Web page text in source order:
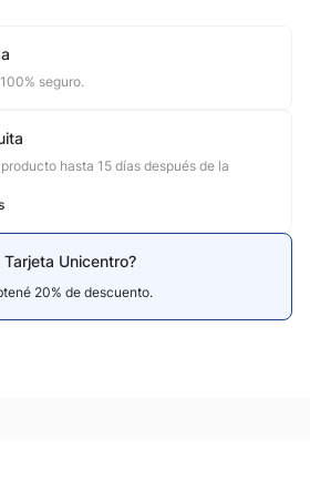
seguro.
hasta 15 días después de la
Unicentro?
20% de descuento.